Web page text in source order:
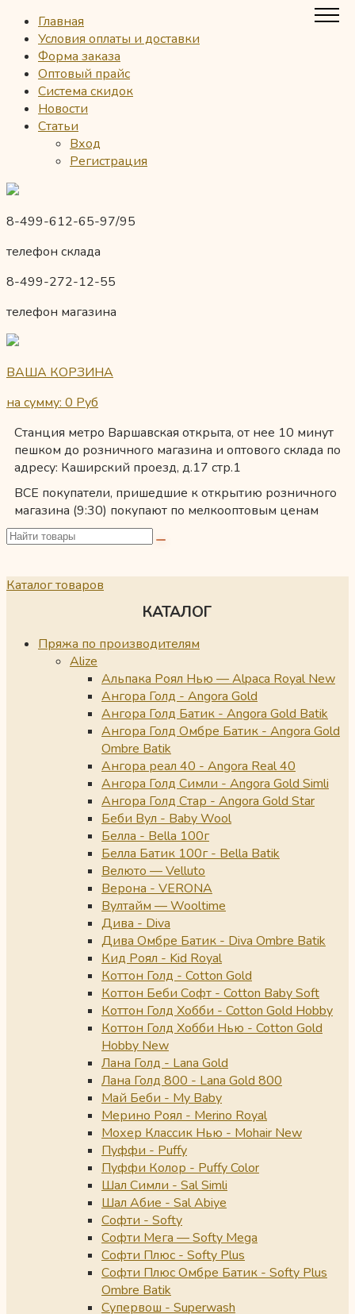
Главная
Условия оплаты и доставки
Форма заказа
Оптовый прайс
Система скидок
Новости
Статьи
Вход
Регистрация
8-499-612-65-97/95
телефон склада
8-499-272-12-55
телефон магазина
ВАША КОРЗИНА
на сумму: 0 Руб
Станция метро Варшавская открыта, от нее 10 минут
пешком до розничного магазина и оптового склада по
адресу: Каширский проезд, д.17 стр.1
ВСЕ покупатели, пришедшие к открытию розничного
магазина (9:30) покупают по мелкооптовым ценам
Каталог товаров
КАТАЛОГ
Пряжа по производителям
Alize
Альпака Роял Нью — Alpaca Royal New
Ангора Голд - Angora Gold
Ангора Голд Батик - Angora Gold Batik
Ангора Голд Омбре Батик - Angora Gold
Ombre Batik
Ангора реал 40 - Angora Real 40
Ангора Голд Симли - Angora Gold Simli
Ангора Голд Стар - Angora Gold Star
Беби Вул - Baby Wool
Белла - Bella 100г
Белла Батик 100г - Bella Batik
Велюто — Velluto
Верона - VERONA
Вултайм — Wooltime
Дива - Diva
Дива Омбре Батик - Diva Ombre Batik
Кид Роял - Kid Royal
Коттон Голд - Cotton Gold
Коттон Беби Софт - Cotton Baby Soft
Коттон Голд Хобби - Cotton Gold Hobby
Коттон Голд Хобби Нью - Cotton Gold
Hobby New
Лана Голд - Lana Gold
Лана Голд 800 - Lana Gold 800
Май Беби - My Baby
Мерино Роял - Merino Royal
Мохер Классик Нью - Mohair New
Пуффи - Puffy
Пуффи Колор - Puffy Color
Шал Симли - Sal Simli
Шал Абие - Sal Abiye
Софти - Softy
Софти Мега — Softy Mega
Софти Плюс - Softy Plus
Софти Плюс Омбре Батик - Softy Plus
Ombre Batik
Супервош - Superwash